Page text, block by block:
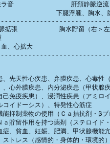
音  　           肝頚静脈逆流
　下腿浮腫、胸水、
拡張 　        胸水貯留（右＞
拡大
先天性心疾患、弁膜疾患、心毒性
外膜疾患、内分泌疾患（甲状腺
疫疾患）、浸潤性疾患（アミロ
ドーシス）、特発性心筋症
抑制薬物の使用（Ｃａ拮抗剤・βブ
留作用を持つ薬剤（ステロイド
貧血、妊娠、肥満、甲状腺機能
レス（感情的・身体的・環境的